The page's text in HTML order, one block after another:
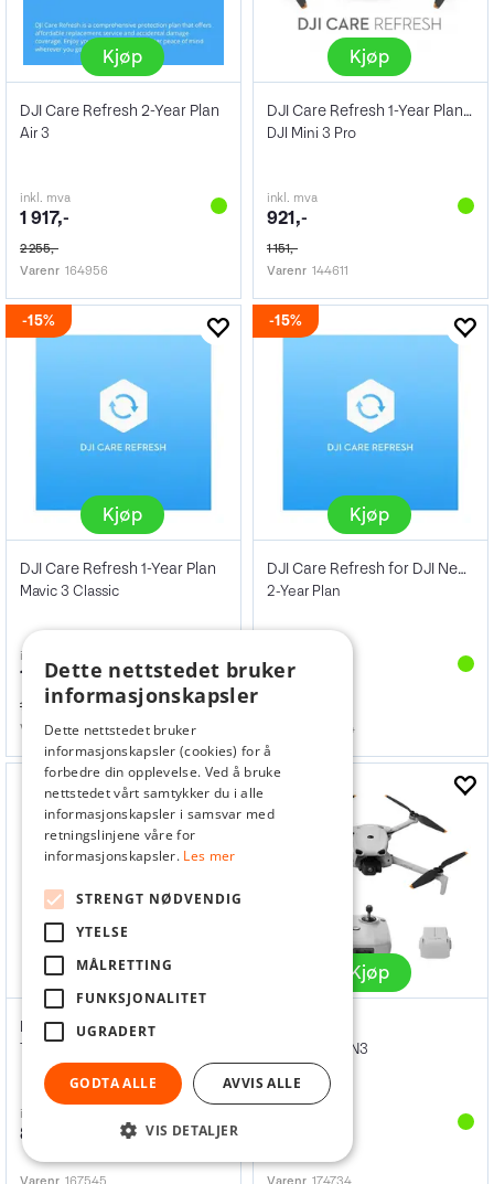
Kjøp
DJI Care Refresh 2-Year Plan
Air 3
inkl. mva
1 917,-
2 255,-
Varenr 164956
Kjøp
DJI Care Refresh 1-Year Plan Card
DJI Mini 3 Pro
inkl. mva
921,-
1 151,-
Varenr 144611
15%
Kjøp
DJI Care Refresh 1-Year Plan
Mavic 3 Classic
inkl. mva
1 611,-
1 895,-
Varenr 148116
15%
Kjøp
DJI Care Refresh for DJI Neo (Card)
2-Year Plan
424,-
163964
Kjøp
DJI Matrice 4T SP Plus
Thermal
inkl. mva
85 960,-
Kjøp
Med DJI RC-N3
Dette nettstedet bruker
informasjonskapsler
Dette nettstedet bruker
informasjonskapsler (cookies) for å
forbedre din opplevelse. Ved å bruke
nettstedet vårt samtykker du i alle
informasjonskapsler i samsvar med
retningslinjene våre for
informasjonskapsler. Les mer
STRENGT NØDVENDIG
YTELSE
MÅLRETTING
FUNKSJONALITET
UGRADERT
GODTA ALLE AVVIS ALLE
VIS DETALJER